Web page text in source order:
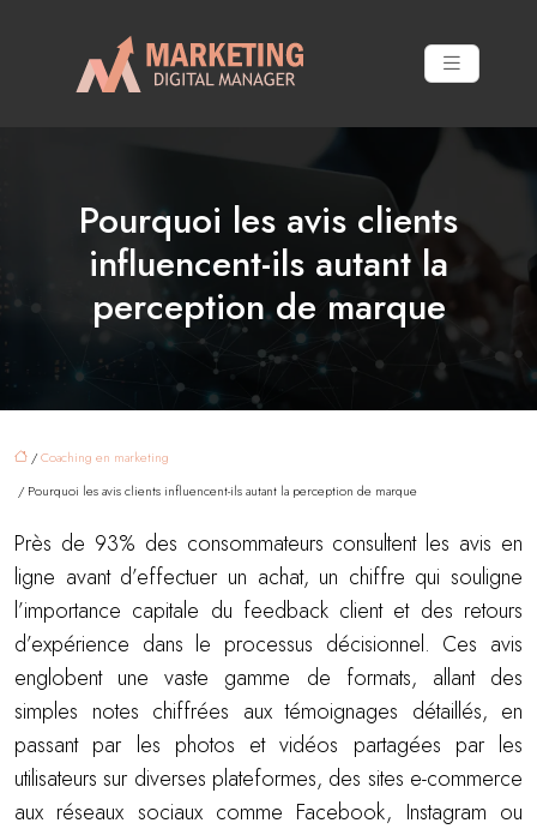
Pourquoi les avis clients
influencent-ils autant la
perception de marque
/Coaching en marketing
/ Pourquoi les avis clients influencent-ils autant la perception de marque
Près de 93% des consommateurs consultent les avis en
ligne avant d’effectuer un achat, un chiffre qui souligne
l’importance capitale du feedback client et des retours
d’expérience dans le processus décisionnel. Ces avis
englobent une vaste gamme de formats, allant des
simples notes chiffrées aux témoignages détaillés, en
passant par les photos et vidéos partagées par les
utilisateurs sur diverses plateformes, des sites e-commerce
aux réseaux sociaux comme Facebook, Instagram ou